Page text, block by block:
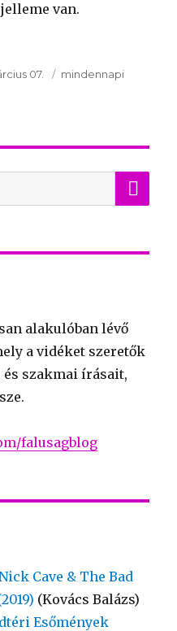
van.
07. Témakör
mindennapi
alakulóban lévő
a vidéket szeretők
szakmai írásait,
falusagblog
Cave & The Bad
(Kovács Balázs)
Esőmények